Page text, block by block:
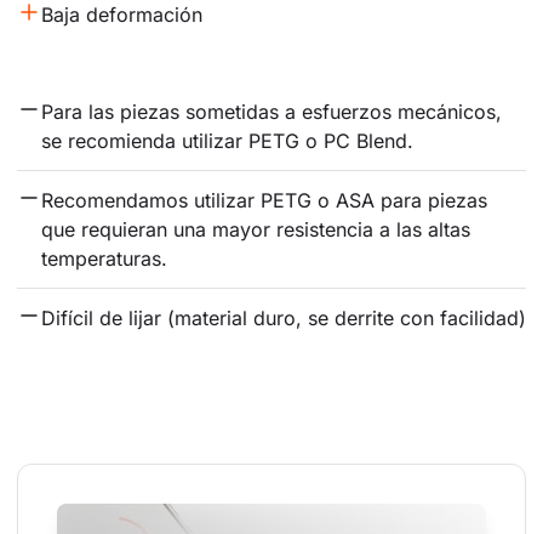
Baja deformación
Para las piezas sometidas a esfuerzos mecánicos,
se recomienda utilizar PETG o PC Blend.
Recomendamos utilizar PETG o ASA para piezas
que requieran una mayor resistencia a las altas
temperaturas.
Difícil de lijar (material duro, se derrite con facilidad)